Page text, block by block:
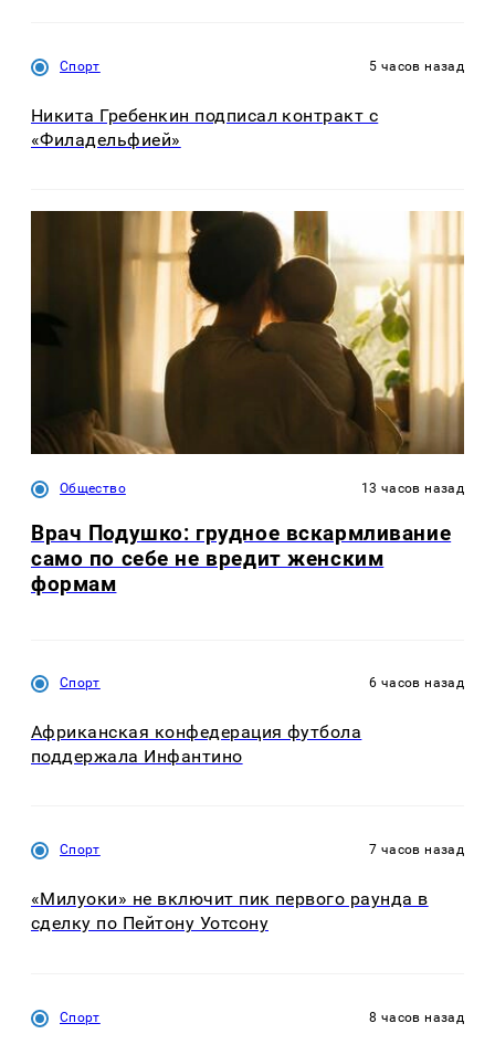
Спорт 5 часов назад
Никита Гребенкин подписал контракт с
«Филадельфией»
Общество 13 часов назад
Врач Подушко: грудное вскармливание
само по себе не вредит женским
формам
Спорт 6 часов назад
Африканская конфедерация футбола
поддержала Инфантино
Спорт 7 часов назад
«Милуоки» не включит пик первого раунда в
сделку по Пейтону Уотсону
Спорт 8 часов назад